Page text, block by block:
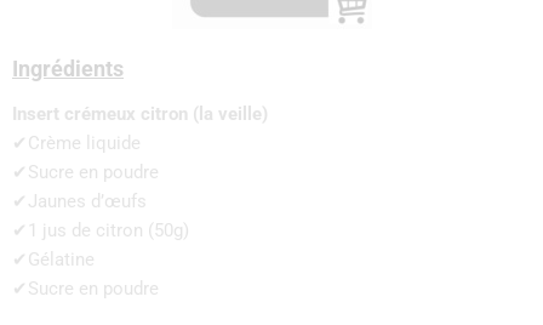
Ingrédients
Insert crémeux citron (la veille)
✔Crème liquide
✔Sucre en poudre
✔Jaunes d’œufs
✔1 jus de citron (50g)
✔Gélatine
✔Sucre en poudre